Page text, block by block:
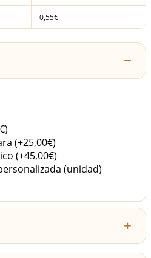
0,55€
(+25,00€)
(+45,00€)
(unidad)